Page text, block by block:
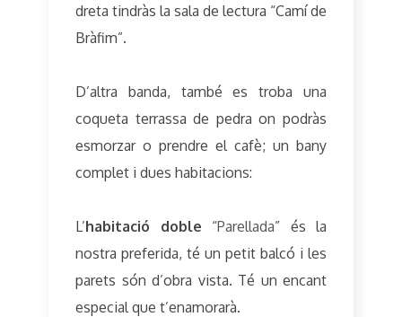
dreta tindràs la sala de lectura “Camí de
Bràfim”.
D’altra banda, també es troba una
coqueta terrassa de pedra on podràs
esmorzar o prendre el cafè; un bany
complet i dues habitacions:
L’habitació doble “Parellada” és la
nostra preferida, té un petit balcó i les
parets són d’obra vista. Té un encant
especial que t’enamorarà.